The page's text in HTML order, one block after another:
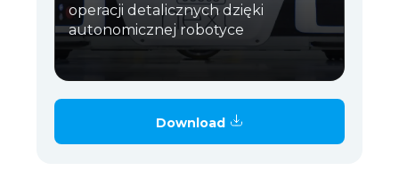
operacji detalicznych dzięki
autonomicznej robotyce
Download